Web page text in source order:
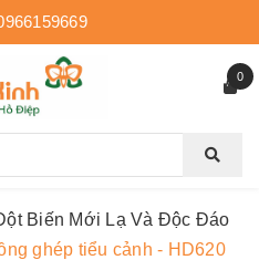
0
Biến Mới Lạ Và Độc Đáo
ghép tiểu cảnh - HD620